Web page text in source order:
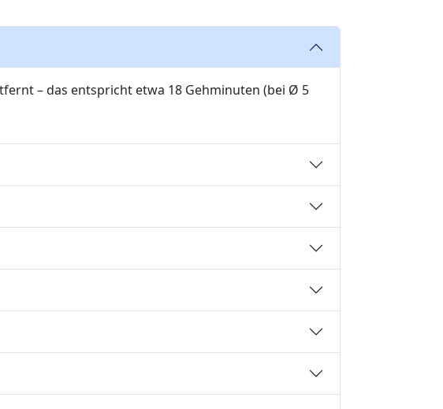
– das entspricht etwa 18 Gehminuten (bei Ø 5